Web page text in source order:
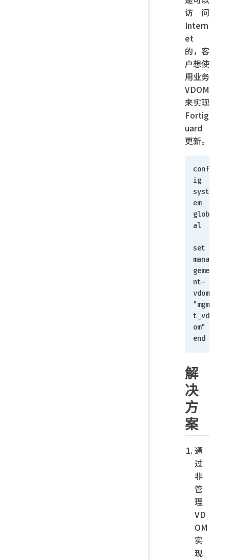
访问
Intern
et
的，客
户想使
用业务
VDOM
来实现
Fortig
uard
更新。
conf
ig
syst
em
glob
al
set
mana
geme
nt-
vdom
"mgm
t_vd
om"
end
解
决
方
案
通
过
非
管
理
VD
OM
实
现